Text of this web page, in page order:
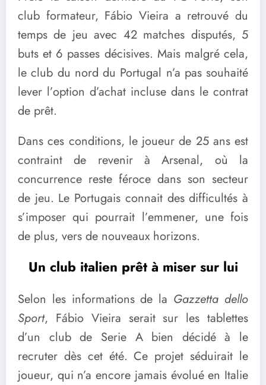
club formateur, Fábio Vieira a retrouvé du
temps de jeu avec 42 matches disputés, 5
buts et 6 passes décisives. Mais malgré cela,
le club du nord du Portugal n’a pas souhaité
lever l’option d’achat incluse dans le contrat
de prêt.
Dans ces conditions, le joueur de 25 ans est
contraint de revenir à Arsenal, où la
concurrence reste féroce dans son secteur
de jeu. Le Portugais connait des difficultés à
s’imposer qui pourrait l’emmener, une fois
de plus, vers de nouveaux horizons.
Un club italien prêt à miser sur lui
Selon les informations de la Gazzetta dello
Sport, Fábio Vieira serait sur les tablettes
d’un club de Serie A bien décidé à le
recruter dès cet été. Ce projet séduirait le
joueur, qui n’a encore jamais évolué en Italie